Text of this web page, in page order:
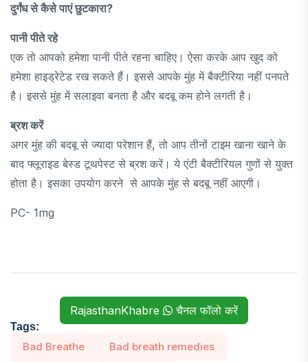
दुर्गंध से कैसे पाएं छुटकारा?
पानी पीते रहे
एक तो आपको हमेशा पानी पीते रहना चाहिए। ऐसा करके आप खुद को
हमेशा हाइड्रेटेड रख सकते हैं। इससे आपके मुंह में बैक्टीरिया नहीं पनपते
है। इससे मुंह में सलाइवा बनता है और बदबू कम होने लगती है।
ब्रश करें
अगर मुंह की बदबू से ज्यादा परेशान हैं, तो आप तीनों टाइम खाना खाने के
बाद फ्लूराइड बेस्ड टूथपेस्ट से ब्रश करें। ये एंटी बैक्टीरियल गुणों से युक्त
होता है। इसका उपयोग करने से आपके मुंह से बदबू नहीं आएगी।
PC- 1mg
RajasthanKhabre चैनल फॉलो करें
Tags:
Bad Breathe Bad breath remedies